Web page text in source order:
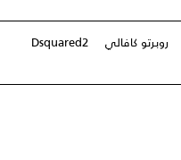
روبرتو كافالي
Dsquared2